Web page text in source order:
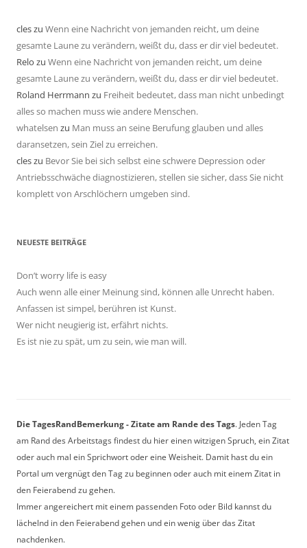
cleszu Wenn eine Nachricht von jemanden reicht, um deine
gesamte Laune zu verändern, weißt du, dass er dir viel bedeutet.
Relo zu Wenn eine Nachricht von jemanden reicht, um deine
gesamte Laune zu verändern, weißt du, dass er dir viel bedeutet.
Roland Herrmann zu Freiheit bedeutet, dass man nicht unbedingt
alles so machen muss wie andere Menschen.
whatelsen zu Man muss an seine Berufung glauben und alles
daransetzen, sein Ziel zu erreichen.
cleszu Bevor Sie bei sich selbst eine schwere Depression oder
Antriebsschwäche diagnostizieren, stellen sie sicher, dass Sie nicht
komplett von Arschlöchern umgeben sind.
NEUESTE BEITRÄGE
Don’t worry life is easy
Auch wenn alle einer Meinung sind, können alle Unrecht haben.
Anfassen ist simpel, berühren ist Kunst.
Wer nicht neugierig ist, erfährt nichts.
Es ist nie zu spät, um zu sein, wie man will.
Die TagesRandBemerkung - Zitate am Rande des Tags. Jeden Tag
am Rand des Arbeitstags findest du hier einen witzigen Spruch, ein Zitat
oder auch mal ein Sprichwort oder eine Weisheit. Damit hast du ein
Portal um vergnügt den Tag zu beginnen oder auch mit einem Zitat in
den Feierabend zu gehen.
Immer angereichert mit einem passenden Foto oder Bild kannst du
lächelnd in den Feierabend gehen und ein wenig über das Zitat
nachdenken.